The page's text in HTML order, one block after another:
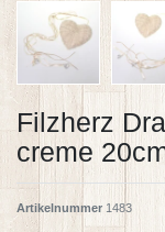
Filzherz
creme
Artikelnummer 1483